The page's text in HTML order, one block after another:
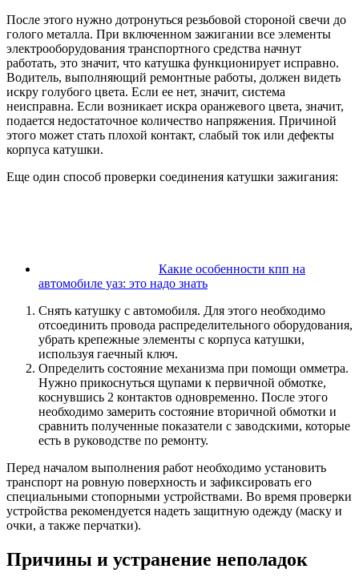
После этого нужно дотронуться резьбовой стороной свечи до
голого металла. При включенном зажигании все элементы
электрооборудования транспортного средства начнут
работать, это значит, что катушка функционирует исправно.
Водитель, выполняющий ремонтные работы, должен видеть
искру голубого цвета. Если ее нет, значит, система
неисправна. Если возникает искра оранжевого цвета, значит,
подается недостаточное количество напряжения. Причиной
этого может стать плохой контакт, слабый ток или дефекты
корпуса катушки.
Еще один способ проверки соединения катушки зажигания:
Какие особенности кпп на
автомобиле уаз: это надо знать
Снять катушку с автомобиля. Для этого необходимо
отсоединить провода распределительного оборудования,
убрать крепежные элементы с корпуса катушки,
используя гаечный ключ.
Определить состояние механизма при помощи омметра.
Нужно прикоснуться щупами к первичной обмотке,
коснувшись 2 контактов одновременно. После этого
необходимо замерить состояние вторичной обмотки и
сравнить полученные показатели с заводскими, которые
есть в руководстве по ремонту.
Перед началом выполнения работ необходимо установить
транспорт на ровную поверхность и зафиксировать его
специальными стопорными устройствами. Во время проверки
устройства рекомендуется надеть защитную одежду (маску и
очки, а также перчатки).
Причины и устранение неполадок